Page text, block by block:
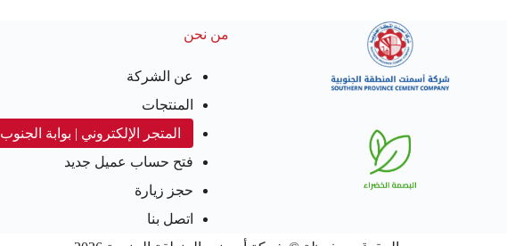
من نحن
عن الشركة
المنتجات
المتجر الإلكتروني | بوابة الجنوب
فتح حساب عميل جديد
حجز زيارة
اتصل بنا